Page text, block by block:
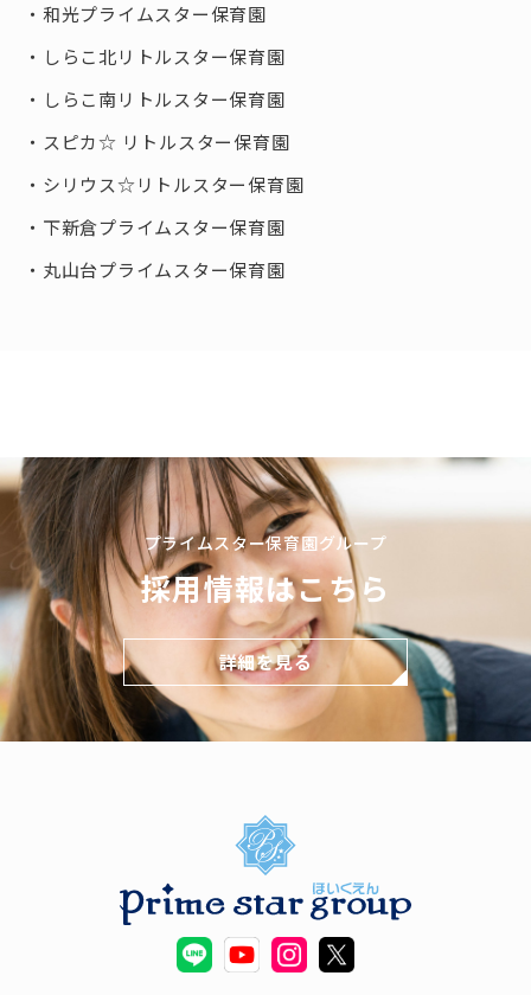
和光プライムスター保育園
しらこ北リトルスター保育園
しらこ南リトルスター保育園
スピカ☆ リトルスター保育園
シリウス☆リトルスター保育園
下新倉プライムスター保育園
丸山台プライムスター保育園
プライムスター保育園グループ
採用情報はこちら
詳細を見る